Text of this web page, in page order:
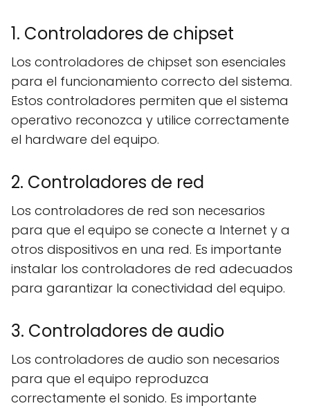
1. Controladores de chipset
Los controladores de chipset son esenciales
para el funcionamiento correcto del sistema.
Estos controladores permiten que el sistema
operativo reconozca y utilice correctamente
el hardware del equipo.
2. Controladores de red
Los controladores de red son necesarios
para que el equipo se conecte a Internet y a
otros dispositivos en una red. Es importante
instalar los controladores de red adecuados
para garantizar la conectividad del equipo.
3. Controladores de audio
Los controladores de audio son necesarios
para que el equipo reproduzca
correctamente el sonido. Es importante